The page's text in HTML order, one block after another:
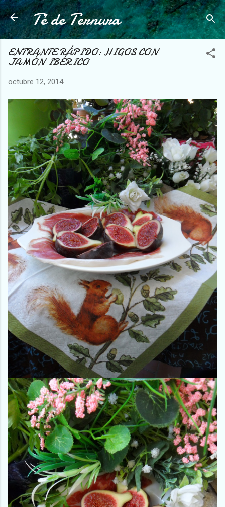
Ir al contenido principal
Té de Ternura
ENTRANTE RÁPIDO: HIGOS CON
JAMÓN IBÉRICO
octubre 12, 2014